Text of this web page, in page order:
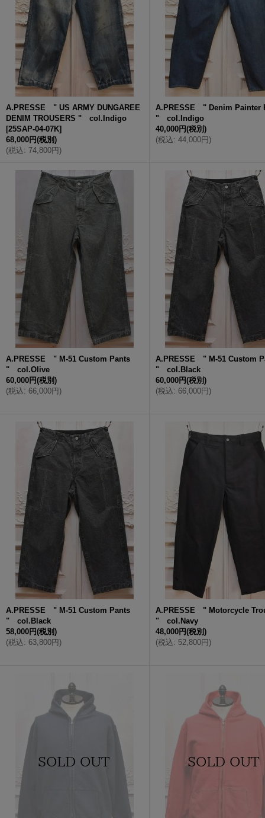
A.PRESSE " US ARMY DUNGAREE
DENIM TROUSERS " col.Indigo
[25SAP-04-07K]
68,000円(税別)
(税込: 74,800円)
A.PRESSE " Denim Painter
" col.Indigo
40,000円(税別)
(税込: 44,000円)
A.PRESSE " M-51 Custom Pants
" col.Olive
60,000円(税別)
(税込: 66,000円)
A.PRESSE " M-51 Custom
" col.Black
60,000円(税別)
(税込: 66,000円)
A.PRESSE " M-51 Custom Pants
" col.Black
58,000円(税別)
(税込: 63,800円)
A.PRESSE " Motorcycle
" col.Navy
48,000円(税別)
(税込: 52,800円)